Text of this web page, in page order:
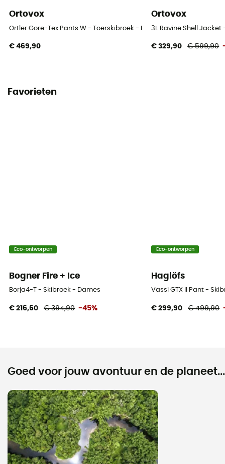
Ortovox
Ortler Gore-Tex Pants W - Toerskibroek - Dames
€ 469,90
Ortovox
3L Ravine Shell
€ 329,90 € 599,90
Favorieten
Eco-ontworpen
Bogner Fire + Ice
Borja4-T - Skibroek - Dames
€ 216,60 € 394,90 -45%
Eco-ontworpen
Haglöfs
Vassi GTX II Pant -
€ 299,90 € 499,90
Goed voor jouw avontuur en de planeet...